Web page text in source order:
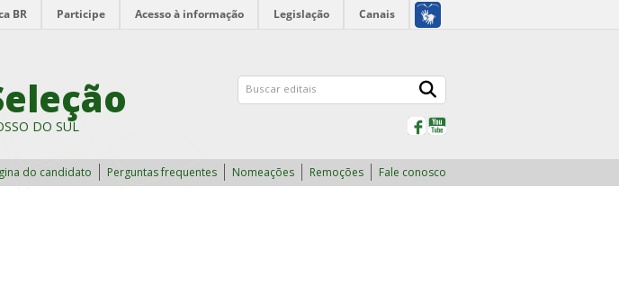
BR Participe Acesso à informação Legislação Canais
DO SUL Facebook
do candidato Perguntas frequentes Nomeações Remoções Fale conosco